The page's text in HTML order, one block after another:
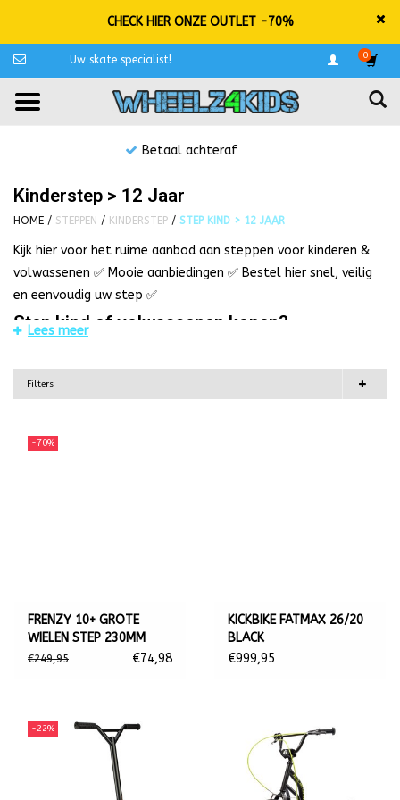
CHECK HIER ONZE OUTLET -70%
Uw skate specialist! 0
Niet goed, geld terug!
Kinderstep > 12 Jaar
HOME / STEPPEN / KINDERSTEP / STEP KIND > 12 JAAR
Kijk hier voor het ruime aanbod aan steppen voor kinderen &
volwassenen ✅ Mooie aanbiedingen ✅ Bestel hier snel, veilig
en eenvoudig uw step ✅
Step kind of volwassenen kopen?
geschikt zijn voor kinderen kunnen 'ook' door volwassenen
Of je nu naar school gaat of gewoon fijn een rondje wilt rijden,
inklapbaar zijn en daarom weinig ruimte in beslag nemen.
3-wiel step is of een 2-wiel vouwstep, we hebben de juiste
step voor ieder kind!
Skate Bescherming en veiligheid
Lees meer
Filters
-70%
FRENZY 10+ GROTE
WIELEN STEP 230MM
€249,95 €74,98
KICKBIKE FATMAX 26/20
BLACK
€999,95
-22%